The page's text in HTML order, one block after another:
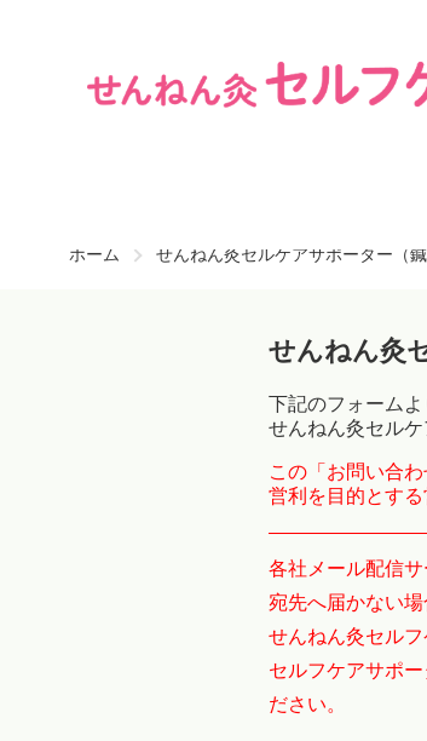
ホーム せんねん灸セルケアサポーター（
せんねん灸
下記のフォームよ
せんねん灸セル
この「お問い合
営利を目的とす
各社メール配信
宛先へ届かない場
せんねん灸セル
セルフケアサポ
ださい。